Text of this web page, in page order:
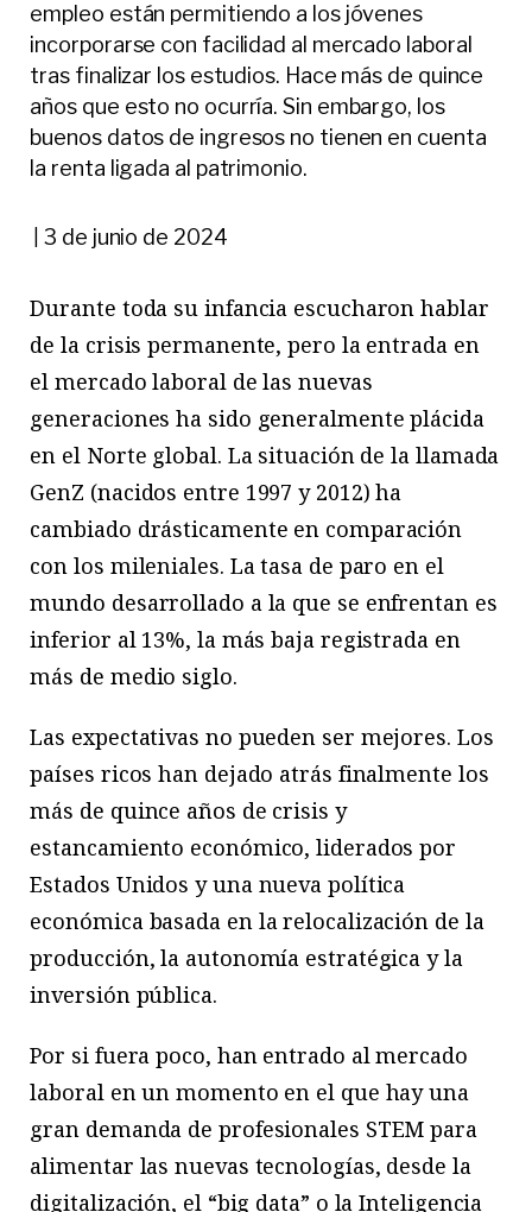
empleo están permitiendo a los jóvenes
incorporarse con facilidad al mercado laboral
tras finalizar los estudios. Hace más de quince
años que esto no ocurría. Sin embargo, los
buenos datos de ingresos no tienen en cuenta
la renta ligada al patrimonio.
3 de junio de 2024
Durante toda su infancia escucharon hablar
de la crisis permanente, pero la entrada en
el mercado laboral de las nuevas
generaciones ha sido generalmente plácida
en el Norte global. La situación de la llamada
GenZ (nacidos entre 1997 y 2012) ha
cambiado drásticamente en comparación
con los mileniales. La tasa de paro en el
mundo desarrollado a la que se enfrentan es
inferior al 13%, la más baja registrada en
más de medio siglo.
Las expectativas no pueden ser mejores. Los
países ricos han dejado atrás finalmente los
más de quince años de crisis y
estancamiento económico, liderados por
Estados Unidos y una nueva política
económica basada en la relocalización de la
producción, la autonomía estratégica y la
inversión pública.
Por si fuera poco, han entrado al mercado
laboral en un momento en el que hay una
gran demanda de profesionales STEM para
alimentar las nuevas tecnologías, desde la
digitalización, el “big data” o la Inteligencia